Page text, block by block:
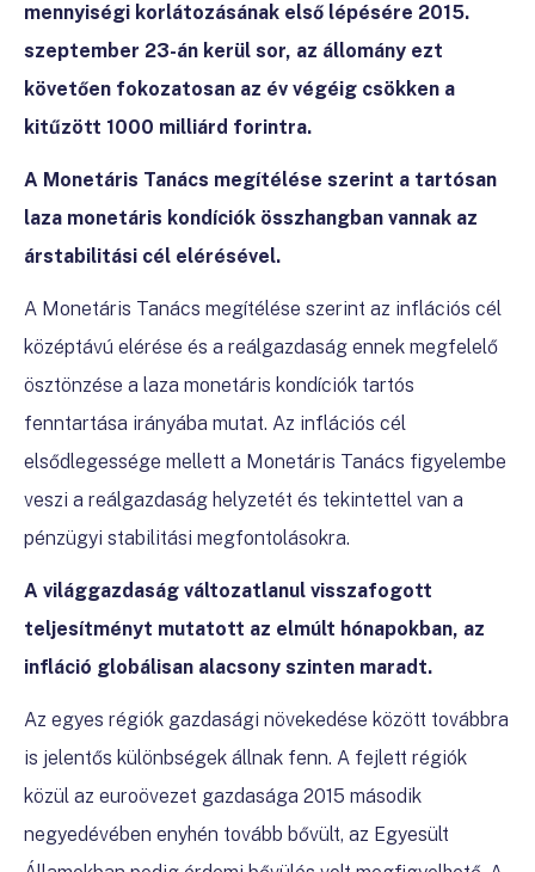
mennyiségi korlátozásának első lépésére 2015.
szeptember 23-án kerül sor, az állomány ezt
követően fokozatosan az év végéig csökken a
kitűzött 1000 milliárd forintra.
A Monetáris Tanács megítélése szerint a tartósan
laza monetáris kondíciók összhangban vannak az
árstabilitási cél elérésével.
A Monetáris Tanács megítélése szerint az inflációs cél
középtávú elérése és a reálgazdaság ennek megfelelő
ösztönzése a laza monetáris kondíciók tartós
fenntartása irányába mutat. Az inflációs cél
elsődlegessége mellett a Monetáris Tanács figyelembe
veszi a reálgazdaság helyzetét és tekintettel van a
pénzügyi stabilitási megfontolásokra.
A világgazdaság változatlanul visszafogott
teljesítményt mutatott az elmúlt hónapokban, az
infláció globálisan alacsony szinten maradt.
Az egyes régiók gazdasági növekedése között továbbra
is jelentős különbségek állnak fenn. A fejlett régiók
közül az euroövezet gazdasága 2015 második
negyedévében enyhén tovább bővült, az Egyesült